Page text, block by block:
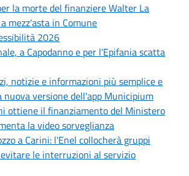
la morte del finanziere Walter La
mezz'asta in Comune
2026
a Capodanno e per l'Epifania scatta
notizie e informazioni più semplice e
nuova versione dell'app Municipium
ottiene il finanziamento del Ministero
la video sorveglianza
a Carini: l'Enel collocherà gruppi
le interruzioni al servizio